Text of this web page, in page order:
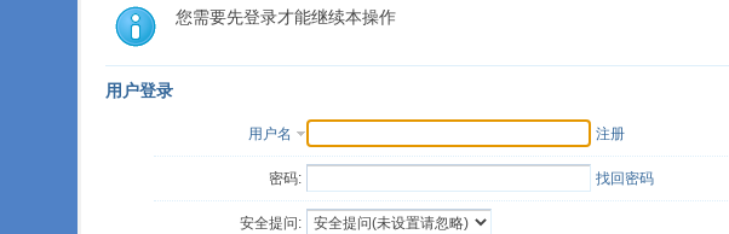
索
您需要先登录才能继续本操作
用户登录
用户名 注册
密码: 找回密码
安全提问: